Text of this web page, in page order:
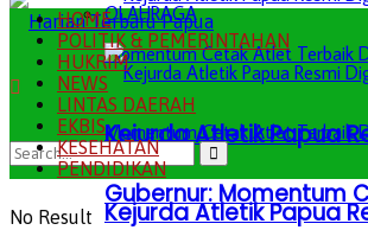
Kejurda Atletik Papua
Gubernur: Momentum
OLAHRAGA
Kejurda Atletik Papua
No Result
HOME
POLITIK & PEMERINTAHAN
HUKRIM
NEWS
LINTAS DAERAH
EKBIS
KESEHATAN
PENDIDIKAN